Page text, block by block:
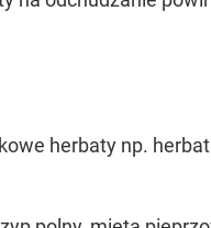
herbaty np.